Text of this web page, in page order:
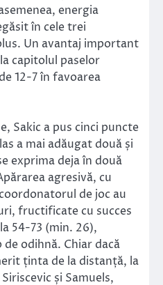
energia
în cele trei
Un avantaj important
capitolul paselor
12-7 în favoarea
Sakic a pus cinci puncte
a mai adăugat două și
exprima deja în două
agresivă, cu
de joc au
fructificate cu succes
54-73 (min. 26),
odihnă. Chiar dacă
ținta de la distanță, la
și Samuels,